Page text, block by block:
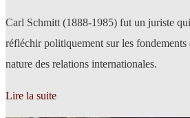
Carl Schmitt (1888-1985) fut un juriste qui
réfléchir politiquement sur les fondements
nature des relations internationales.
Lire la suite